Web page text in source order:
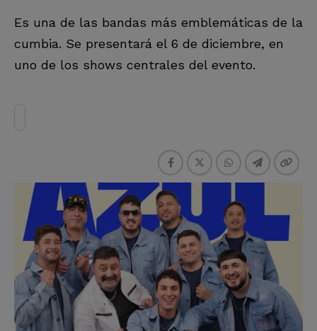
Es una de las bandas más emblemáticas de la
cumbia. Se presentará el 6 de diciembre, en
uno de los shows centrales del evento.